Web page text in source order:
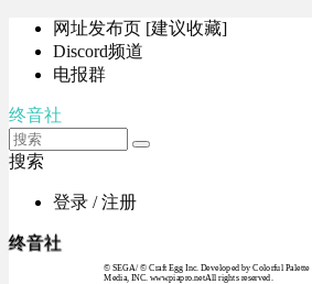
网址发布页 [建议收藏]
Discord频道
电报群
终音社
搜索
登录 / 注册
终音社
© SEGA / © Craft Egg Inc. Developed by Colorful
Media, INC. www.piapro.netAll rights reserved.